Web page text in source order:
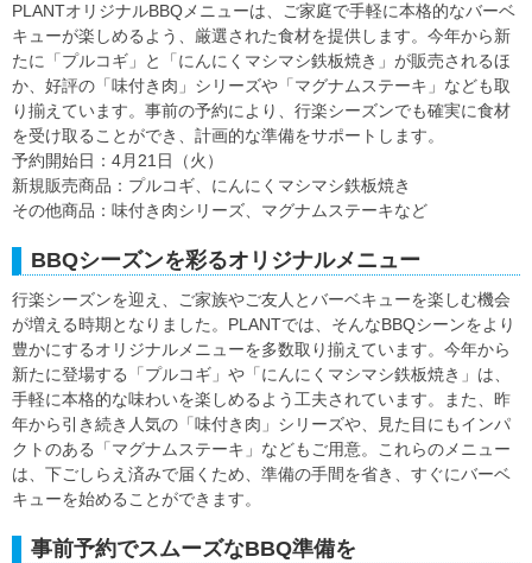
PLANTオリジナルBBQメニューは、ご家庭で手軽に本格的なバーベ
キューが楽しめるよう、厳選された食材を提供します。今年から新
たに「プルコギ」と「にんにくマシマシ鉄板焼き」が販売されるほ
か、好評の「味付き肉」シリーズや「マグナムステーキ」なども取
り揃えています。事前の予約により、行楽シーズンでも確実に食材
を受け取ることができ、計画的な準備をサポートします。
予約開始日：4月21日（火）
新規販売商品：プルコギ、にんにくマシマシ鉄板焼き
その他商品：味付き肉シリーズ、マグナムステーキなど
BBQシーズンを彩るオリジナルメニュー
行楽シーズンを迎え、ご家族やご友人とバーベキューを楽しむ機会
が増える時期となりました。PLANTでは、そんなBBQシーンをより
豊かにするオリジナルメニューを多数取り揃えています。今年から
新たに登場する「プルコギ」や「にんにくマシマシ鉄板焼き」は、
手軽に本格的な味わいを楽しめるよう工夫されています。また、昨
年から引き続き人気の「味付き肉」シリーズや、見た目にもインパ
クトのある「マグナムステーキ」などもご用意。これらのメニュー
は、下ごしらえ済みで届くため、準備の手間を省き、すぐにバーベ
キューを始めることができます。
事前予約でスムーズなBBQ準備を